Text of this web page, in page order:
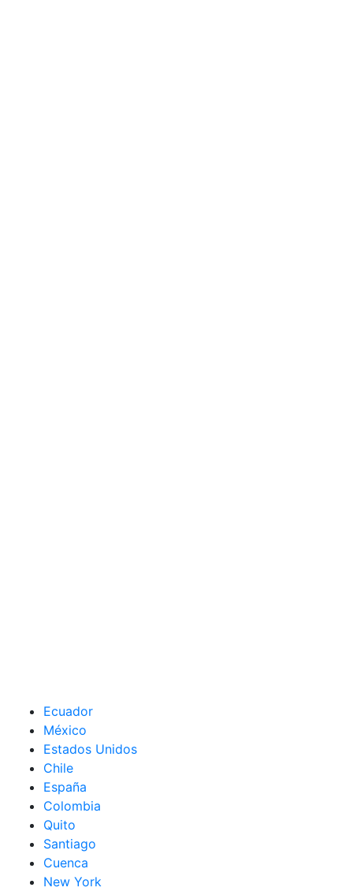
Ecuador
México
Estados Unidos
Chile
España
Colombia
Quito
Santiago
Cuenca
New York